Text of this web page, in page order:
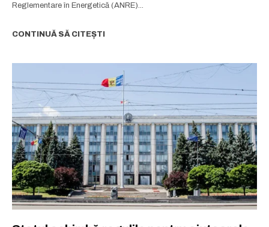
Reglementare în Energetică (ANRE)...
CONTINUĂ SĂ CITEȘTI